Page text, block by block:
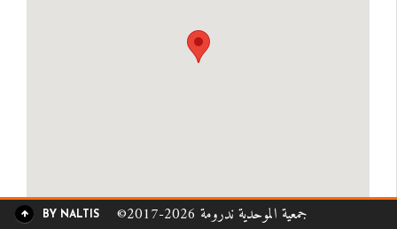
BY NALTIS ©2017-2026 جمعية الموحدية ندرومة